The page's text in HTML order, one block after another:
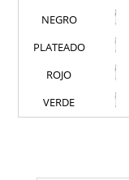
NEGRO
PLATEADO
ROJO
VERDE